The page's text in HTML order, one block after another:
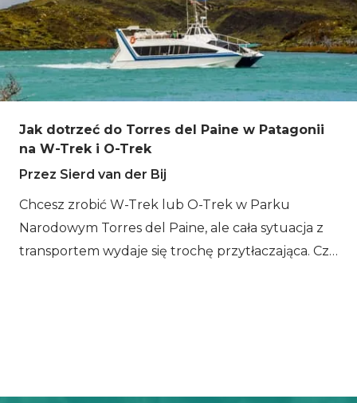
czego zacząć? Twój trekking w Patagonii zaczyna
się właśnie tutaj.
Jak dotrzeć do Torres del Paine w Patagonii
na W-Trek i O-Trek
Przez Sierd van der Bij
Chcesz zrobić W-Trek lub O-Trek w Parku
Narodowym Torres del Paine, ale cała sytuacja z
transportem wydaje się trochę przytłaczająca. Czy